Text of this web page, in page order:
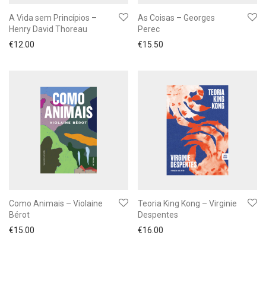
A Vida sem Princípios –
Henry David Thoreau
€12.00
As Coisas – Georges
Perec
€15.50
Como Animais – Violaine
Bérot
€15.00
Teoria King Kong – Virginie
Despentes
€16.00